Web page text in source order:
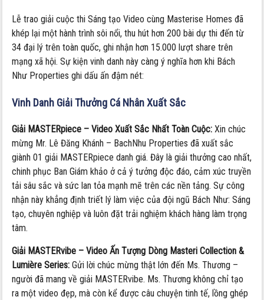
Lễ trao giải cuộc thi Sáng tạo Video cùng Masterise Homes đã
khép lại một hành trình sôi nổi, thu hút hơn 200 bài dự thi đến từ
34 đại lý trên toàn quốc, ghi nhận hơn 15.000 lượt share trên
mạng xã hội. Sự kiện vinh danh này càng ý nghĩa hơn khi Bách
Như Properties ghi dấu ấn đậm nét:
Vinh Danh Giải Thưởng Cá Nhân Xuất Sắc
Giải MASTERpiece – Video Xuất Sắc Nhất Toàn Cuộc: Xin chúc
mừng Mr. Lê Đăng Khánh – BachNhu Properties đã xuất sắc
giành 01 giải MASTERpiece danh giá. Đây là giải thưởng cao nhất,
chinh phục Ban Giám khảo ở cả ý tưởng độc đáo, cảm xúc truyền
tải sâu sắc và sức lan tỏa mạnh mẽ trên các nền tảng. Sự công
nhận này khẳng định triết lý làm việc của đội ngũ Bách Như: Sáng
tạo, chuyên nghiệp và luôn đặt trải nghiệm khách hàng làm trọng
tâm.
Giải MASTERvibe – Video Ấn Tượng Dòng Masteri Collection &
Lumière Series: Gửi lời chúc mừng thật lớn đến Ms. Thương –
người đã mang về giải MASTERvibe. Ms. Thương không chỉ tạo
ra một video đẹp, mà còn kể được câu chuyện tinh tế, lồng ghép